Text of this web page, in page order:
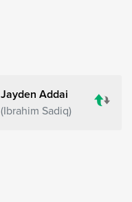
Jayden Addai
Ibrahim Sadiq